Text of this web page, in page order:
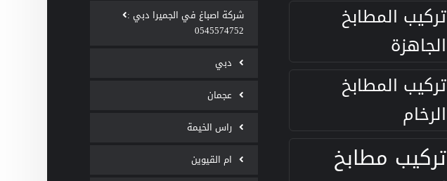
تركيب المطابخ
الجاهزة
تركيب المطابخ
الرخام
تركيب مطابخ
‫شركة اصباغ في الجميرا دبي :
0545574752
دبي
عجمان
راس الخيمة
ام القيوين